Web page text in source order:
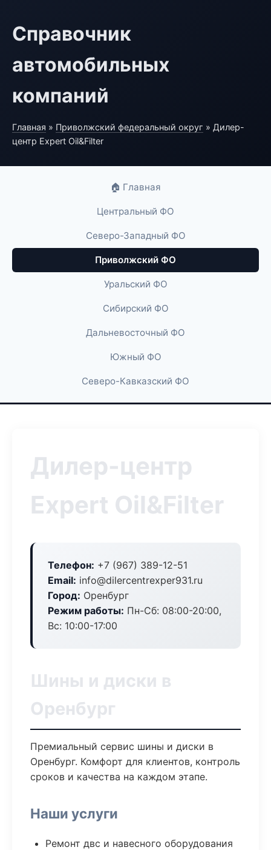
Справочник
автомобильных
компаний
Главная » Приволжский федеральный округ » Дилер-
центр Expert Oil&Filter
🏠 Главная
Центральный ФО
Северо-Западный ФО
Приволжский ФО
Уральский ФО
Сибирский ФО
Дальневосточный ФО
Южный ФО
Северо-Кавказский ФО
Дилер-центр
Expert Oil&Filter
Телефон: +7 (967) 389-12-51
Email: info@dilercentrexper931.ru
Город: Оренбург
Режим работы: Пн-Сб: 08:00-20:00,
Вс: 10:00-17:00
Шины и диски в
Оренбург
Премиальный сервис шины и диски в
Оренбург. Комфорт для клиентов, контроль
сроков и качества на каждом этапе.
Наши услуги
Ремонт двс и навесного оборудования